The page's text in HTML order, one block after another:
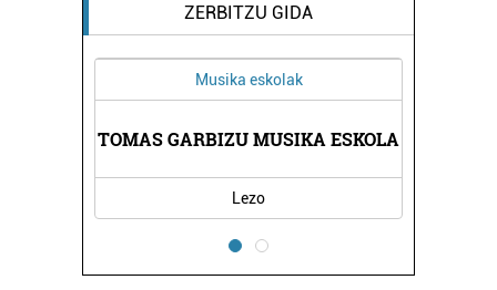
ZERBITZU GIDA
MUSIKA ESKOLA KALIMA ARROPA